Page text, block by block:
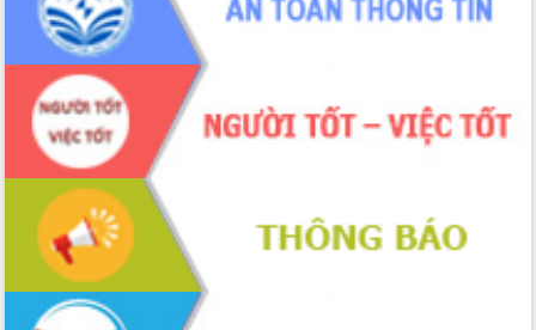
UBND tỉnh Đắk Lắk tổng kết công tác
quốc phòng, quân sự địa phương năm
2025
Tập trung triển khai quyết liệt, đồng bộ
các giải pháp nhằm thực hiện hiệu quả
các nhiệm vụ đề ra năm 2025
Phát huy vai trò của người có uy tín
trong phòng chống tảo hôn và hôn
nhân cận huyết thống
Nông sản Tây Nguyên thu hút doanh
nghiệp nước ngoài
Đắk Lắk định vị thương hiệu du lịch
“Biển – Rừng – Cà phê” trong không